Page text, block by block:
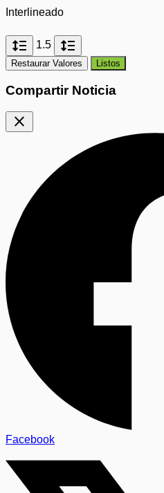
Interlineado
format_line_spacing 1.5 format_line_spacing
Restaurar Valores Listos
Compartir Noticia
close
Facebook